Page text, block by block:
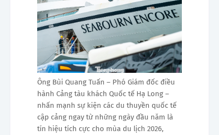
Ông Bùi Quang Tuấn – Phó Giám đốc điều
hành Cảng tàu khách Quốc tế Hạ Long –
nhấn mạnh sự kiện các du thuyền quốc tế
cập cảng ngay từ những ngày đầu năm là
tín hiệu tích cực cho mùa du lịch 2026,